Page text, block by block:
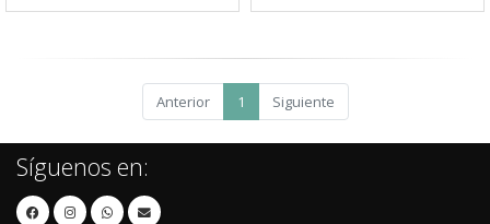
Anterior 1 Siguiente
Síguenos en: